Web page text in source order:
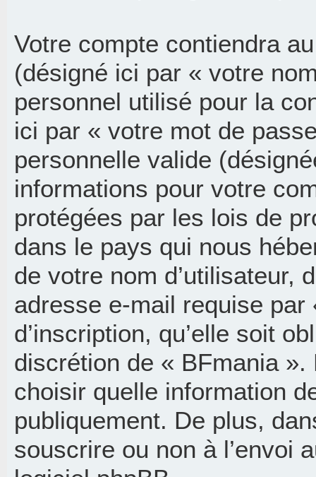
Votre compte contiendra
(désigné ici par « votre
personnel utilisé pour la
ici par « votre mot de
personnelle valide
informations pour votre
protégées par les lois de
dans le pays qui nous
de votre nom d’utilisateur,
adresse e-mail requise
d’inscription, qu’elle soit
discrétion de « BFmania
choisir quelle information
publiquement. De plus,
souscrire ou non à l’envoi